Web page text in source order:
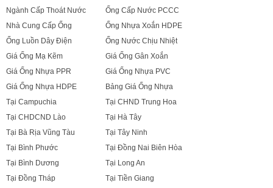
Ngành Cấp Thoát Nước
Ống Cấp Nước PCCC
Nhà Cung Cấp Ống
Ống Nhựa Xoắn HDPE
Ống Luồn Dây Điện
Ống Nước Chịu Nhiệt
Giá Ống Mạ Kẽm
Giá Ống Gân Xoắn
Giá Ống Nhựa PPR
Giá Ống Nhựa PVC
Giá Ống Nhựa HDPE
Bảng Giá Ống Nhựa
Tại Campuchia
Tại CHND Trung Hoa
Tại CHDCND Lào
Tại Hà Tây
Tại Bà Rịa Vũng Tàu
Tại Tây Ninh
Tại Bình Phước
Tại Đồng Nai Biên Hòa
Tại Bình Dương
Tại Long An
Tại Đồng Tháp
Tại Tiền Giang